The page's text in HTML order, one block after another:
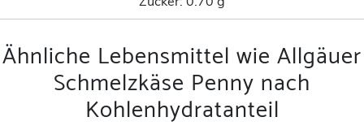
Ähnliche Lebensmittel wie Allgäuer
Schmelzkäse Penny nach
Kohlenhydratanteil